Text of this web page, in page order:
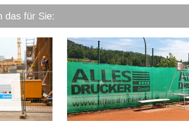
das für Sie: